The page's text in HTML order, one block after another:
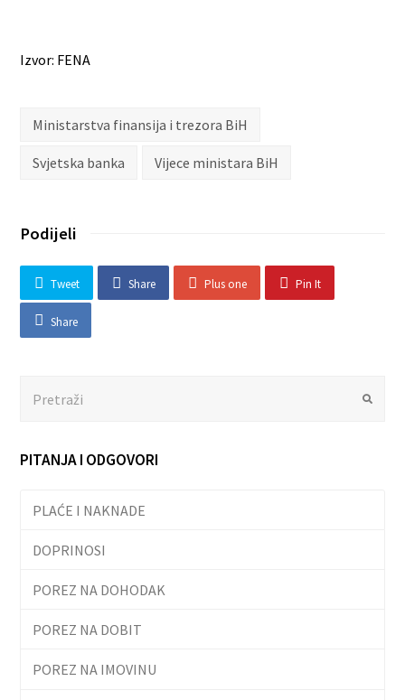
Izvor: FENA
Ministarstva finansija i trezora BiH
Svjetska banka Vijece ministara BiH
Podijeli
Tweet Share Plus one Pin It
Share
PITANJA I ODGOVORI
PLAĆE I NAKNADE
DOPRINOSI
POREZ NA DOHODAK
POREZ NA DOBIT
POREZ NA IMOVINU